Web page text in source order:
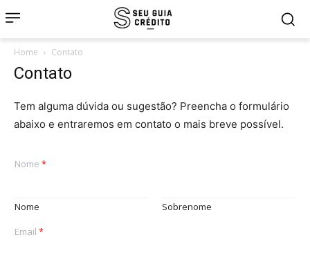
Home Contato
Contato
Tem alguma dúvida ou sugestão? Preencha o formulário
abaixo e entraremos em contato o mais breve possível.
Nome *
Nome
Sobrenome
Email *